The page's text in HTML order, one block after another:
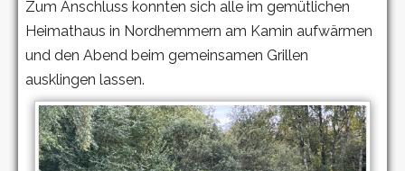
Zum Anschluss konnten sich alle im gemütlichen
Heimathaus in Nordhemmern am Kamin aufwärmen
und den Abend beim gemeinsamen Grillen
ausklingen lassen.